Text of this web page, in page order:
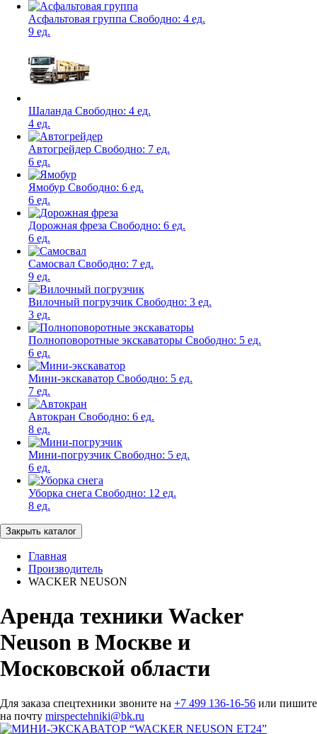
Асфальтовая группа Свободно: 4 ед.
9 ед.
Шаланда Свободно: 4 ед.
4 ед.
Автогрейдер Свободно: 7 ед.
6 ед.
Ямобур Свободно: 6 ед.
6 ед.
Дорожная фреза Свободно: 6 ед.
6 ед.
Самосвал Свободно: 7 ед.
9 ед.
Вилочный погрузчик Свободно: 3 ед.
3 ед.
Полноповоротные экскаваторы Свободно: 5 ед.
6 ед.
Мини-экскаватор Свободно: 5 ед.
7 ед.
Автокран Свободно: 6 ед.
8 ед.
Мини-погрузчик Свободно: 5 ед.
6 ед.
Уборка снега Свободно: 12 ед.
8 ед.
Закрыть каталог
Главная
Производитель
WACKER NEUSON
Аренда техники Wacker
Neuson в Москве и
Московской области
Для заказа спецтехники звоните на +7 499 136-16-56 или пишите
на почту mirspectehniki@bk.ru